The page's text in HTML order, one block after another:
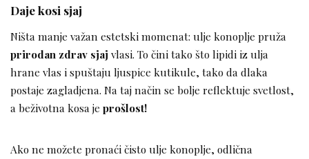
Daje kosi sjaj
Ništa manje važan estetski momenat: ulje konoplje pruža
prirodan zdrav sjaj vlasi. To čini tako što lipidi iz ulja
hrane vlas i spuštaju ljuspice kutikule, tako da dlaka
postaje zagladjena. Na taj način se bolje reflektuje svetlost,
a beživotna kosa je prošlost!
Ako ne možete pronaći čisto ulje konoplje, odlična